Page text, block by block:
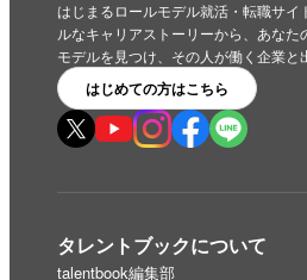
はじまるロールモデル就活・転職サイ
ルなキャリアストーリーから、あな
モデルを見つけ、その人が働く企業と
はじめての方はこちら
タレントブックについて
talentbook編集部